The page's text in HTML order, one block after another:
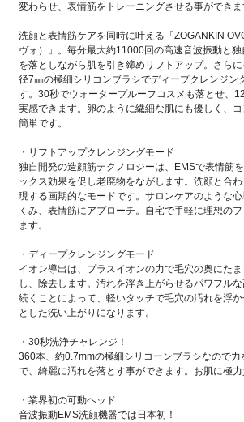
変わらせ、表情筋をトレーニングさせる事ができま
洗顔と表情筋ケアを同時に叶える「ZOGANKIN
ヴォ）」。毎分最大約11000回の高速音波振動と
を落としながら肌を引き締めリフトアップ。さら
径7㎜の極細シリコンブラシでディープクレンジン
す。30秒でウォータープルーフコスメも落とせ、
実感できます。卵のように繊細な肌にも優しく、
簡単です。
・リフトアップクレンジングモード
独自開発の造顔筋テクノロジーは、EMSで表情筋
ックス効果を促し老廃物をながします。洗顔と合
現する画期的なモードです。サロンケアのような
くみ、表情筋にアプローチ。自宅で手軽に理想の
ます。
・ディープクレンジングモード
イオン導出は、プラスイオンの力で毛穴の奥にた
し、除去します。汚れを浮き上がらせるパワフル
続くことによって、軽いタッチで毛穴の汚れを浮
とした洗い上がりになります。
・30秒洗浄チャレンジ！
360本、約0.7mmの極細シリコーンブラシなので力
で、綺麗に汚れを落とす事ができます。お肌に極力
・業界初の可動ヘッド
音波振動EMS洗顔機器では日本初！